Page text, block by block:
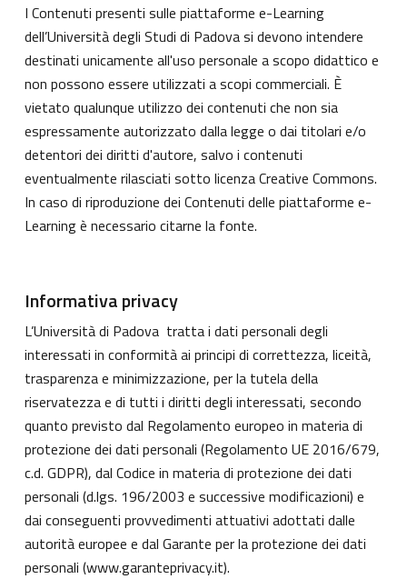
I Contenuti presenti sulle piattaforme e-Learning
dell’Università degli Studi di Padova si devono intendere
destinati unicamente all'uso personale a scopo didattico e
non possono essere utilizzati a scopi commerciali. È
vietato qualunque utilizzo dei contenuti che non sia
espressamente autorizzato dalla legge o dai titolari e/o
detentori dei diritti d'autore, salvo i contenuti
eventualmente rilasciati sotto licenza Creative Commons.
In caso di riproduzione dei Contenuti delle piattaforme e-
Learning è necessario citarne la fonte.
Informativa privacy
L’Università di Padova tratta i dati personali degli
interessati in conformità ai principi di correttezza, liceità,
trasparenza e minimizzazione, per la tutela della
riservatezza e di tutti i diritti degli interessati, secondo
quanto previsto dal Regolamento europeo in materia di
protezione dei dati personali (Regolamento UE 2016/679,
c.d. GDPR), dal Codice in materia di protezione dei dati
personali (d.lgs. 196/2003 e successive modificazioni) e
dai conseguenti provvedimenti attuativi adottati dalle
autorità europee e dal Garante per la protezione dei dati
personali (www.garanteprivacy.it).